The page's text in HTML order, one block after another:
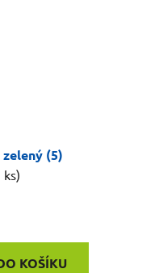
(5)
ks)
KOŠÍKU